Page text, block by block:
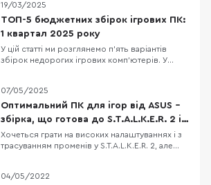
19/03/2025
ТОП-5 бюджетних збірок ігрових ПК:
1 квартал 2025 року
У цій статті ми розглянемо п’ять варіантів
збірок недорогих ігрових комп’ютерів. У
та AMD випустили нові лінійки відеокарт, але
вони ще малодоступні й коштують занадто
дорого. Тому в кожному ПК ми підбираємо
оптимальни
07/05/2025
Оптимальний ПК для ігор від ASUS –
збірка, що готова до S.T.A.L.K.E.R. 2 і
не тільки
Хочеться грати на високих налаштуваннях і з
трасуванням променів у S.T.A.L.K.E.R. 2, але
який дозволить не лише пограти з
04/05/2022